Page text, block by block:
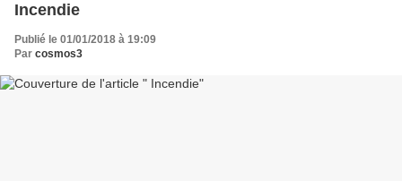
Incendie
Publié le 01/01/2018 à 19:09
Par cosmos3